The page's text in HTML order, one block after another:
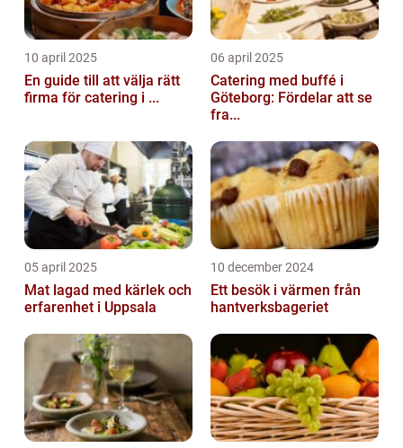
10 april 2025
En guide till att välja rätt
firma för catering i ...
06 april 2025
Catering med buffé i
Göteborg: Fördelar att se
fra...
05 april 2025
Mat lagad med kärlek och
erfarenhet i Uppsala
10 december 2024
Ett besök i värmen från
hantverksbageriet